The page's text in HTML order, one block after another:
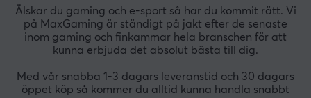
Älskar du gaming och e-sport så har du kommit rätt. Vi
på MaxGaming är ständigt på jakt efter de senaste
inom gaming och finkammar hela branschen för att
kunna erbjuda det absolut bästa till dig.
Med vår snabba 1-3 dagars leveranstid och 30 dagars
öppet köp så kommer du alltid kunna handla snabbt